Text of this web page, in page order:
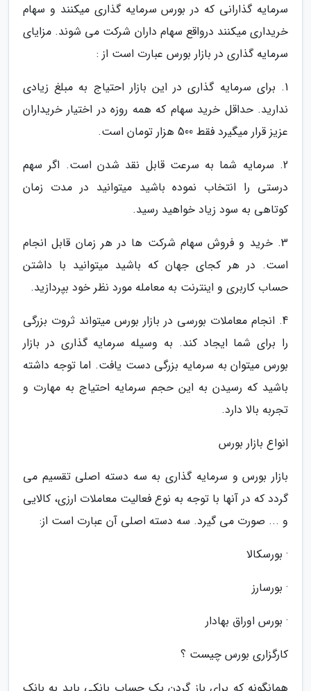
سرمایه گذارانی که در بورس سرمایه گذاری میکنند و سهام
خریداری میکنند درواقع سهام داران شرکت می شوند. مزایای
سرمایه گذاری در بازار بورس عبارت است از :
1. برای سرمایه گذاری در این بازار احتیاج به مبلغ زیادی
ندارید. حداقل خرید سهام که همه روزه در اختیار خریداران
عزیز قرار میگیرد فقط 500 هزار تومان است.
2. سرمایه شما به سرعت قابل نقد شدن است. اگر سهم
درستی را انتخاب نموده باشید میتوانید در مدت زمان
کوتاهی به سود زیاد خواهید رسید.
3. خرید و فروش سهام شرکت ها در هر زمان قابل انجام
است. در هر کجای جهان که باشید میتوانید با داشتن
حساب کاربری و اینترنت به معامله مورد نظر خود بپردازید.
4. انجام معاملات بورسی در بازار بورس میتواند ثروت بزرگی
را برای شما ایجاد کند. به وسیله سرمایه گذاری در بازار
بورس میتوان به سرمایه بزرگی دست یافت. اما توجه داشته
باشید که رسیدن به این حجم سرمایه احتیاج به مهارت و
تجربه بالا دارد.
انواع بازار بورس
بازار بورس و سرمایه گذاری به سه دسته اصلی تقسیم می
گردد که در آنها با توجه به نوع فعالیت معاملات ارزی، کالایی
و ... صورت می گیرد. سه دسته اصلی آن عبارت است از:
· بورسکالا
· بورسارز
· بورس اوراق بهادار
کارگزاری بورس چیست ؟